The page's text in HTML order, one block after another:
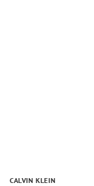
CALVIN KLEIN